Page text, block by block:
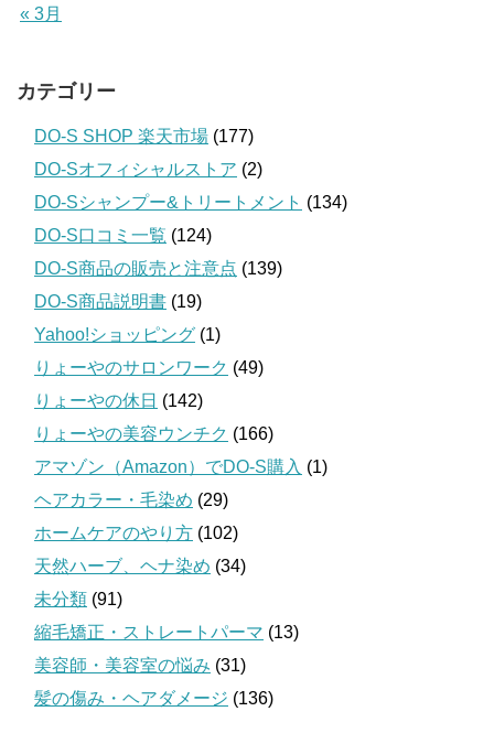
« 3月
カテゴリー
DO-S SHOP 楽天市場 (177)
DO-Sオフィシャルストア (2)
DO-Sシャンプー&トリートメント (134)
DO-S口コミ一覧 (124)
DO-S商品の販売と注意点 (139)
DO-S商品説明書 (19)
Yahoo!ショッピング (1)
りょーやのサロンワーク (49)
りょーやの休日 (142)
りょーやの美容ウンチク (166)
アマゾン（Amazon）でDO-S購入 (1)
ヘアカラー・毛染め (29)
ホームケアのやり方 (102)
天然ハーブ、ヘナ染め (34)
未分類 (91)
縮毛矯正・ストレートパーマ (13)
美容師・美容室の悩み (31)
髪の傷み・ヘアダメージ (136)